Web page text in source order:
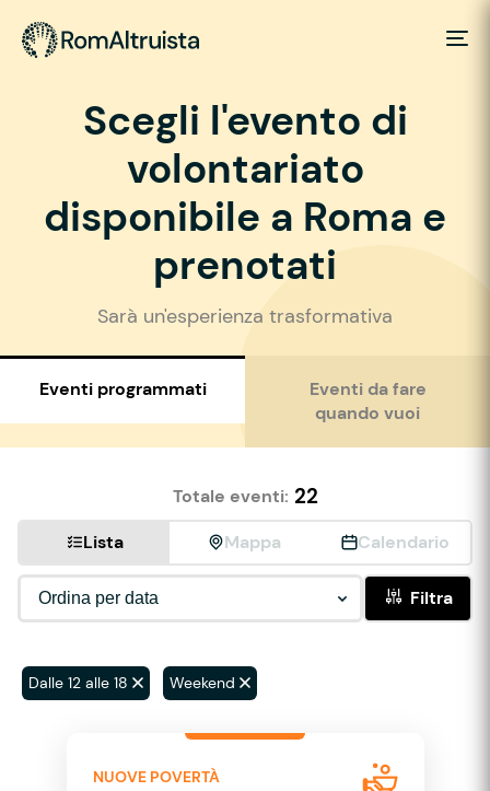
Scegli l'evento di
volontariato
disponibile a Roma e
prenotati
Sarà un'esperienza trasformativa
Eventi programmati
Eventi da fare
quando vuoi
Totale eventi: 22
Lista Mappa Calendario
Filtra
Dalle 12 alle 18 Weekend
NUOVE POVERTÀ